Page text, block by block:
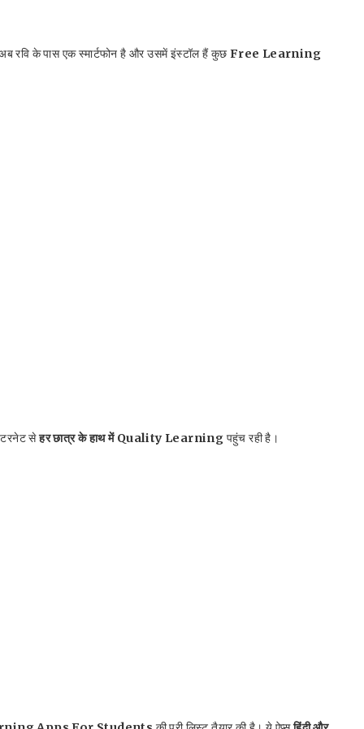
रवि के पास एक स्मार्टफोन है और उसमें इंस्टॉल हैं कुछ Free Learning
सेहर छात्र के हाथ में Quality Learning पहुंच रही है।